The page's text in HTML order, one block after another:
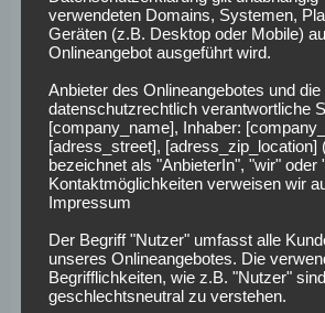
Trainingslager 2014 „Bild“-Reporter
Hotelpool warf. „Es hat sich halt
einer der Letzten noch da, in seinem
am Pool. Die Situation war wie gemalt,
halt im Wasser“, sagte der Übeltäter
„Über 80 Prozent von Euch
kraulen sich auch mal an den
Das virale Video von Joachim Löw
EM 2016 hat bis heute Kultstatus. Der
Bundestrainer wurde dabei erwischt,
verwendeten Domains, Systemen,
Geräten (z.B. Desktop oder Mobile)
Onlineangebot ausgeführt wird.
Anbieter des Onlineangebotes und die
datenschutzrechtlich verantwortliche
[company_name], Inhaber:
[adress_street], [adress_zip_location]
bezeichnet als "AnbieterIn", "wir" oder
Kontaktmöglichkeiten verweisen wir
Impressum
Der Begriff "Nutzer" umfasst alle
unseres Onlineangebotes. Die
Begrifflichkeiten, wie z.B. "Nutzer" sind
geschlechtsneutral zu verstehen.